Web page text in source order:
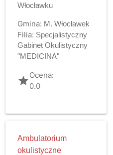
Włocławku
Gmina: M. Włocławek
Filia: Specjalistyczny
Gabinet Okulistyczny
"MEDICINA"
gradeOcena:
0.0
Ambulatorium
okulistyczne